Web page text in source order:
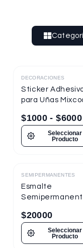
Destacado
DECORACIONES
Sticker
para Uñas
$1000 - $6000
Seleccionar
Producto
Destacado
SEMIPERMANENTES
Esmalte
Semitraslúcido
Nueva
$20000
Seleccionar
Producto